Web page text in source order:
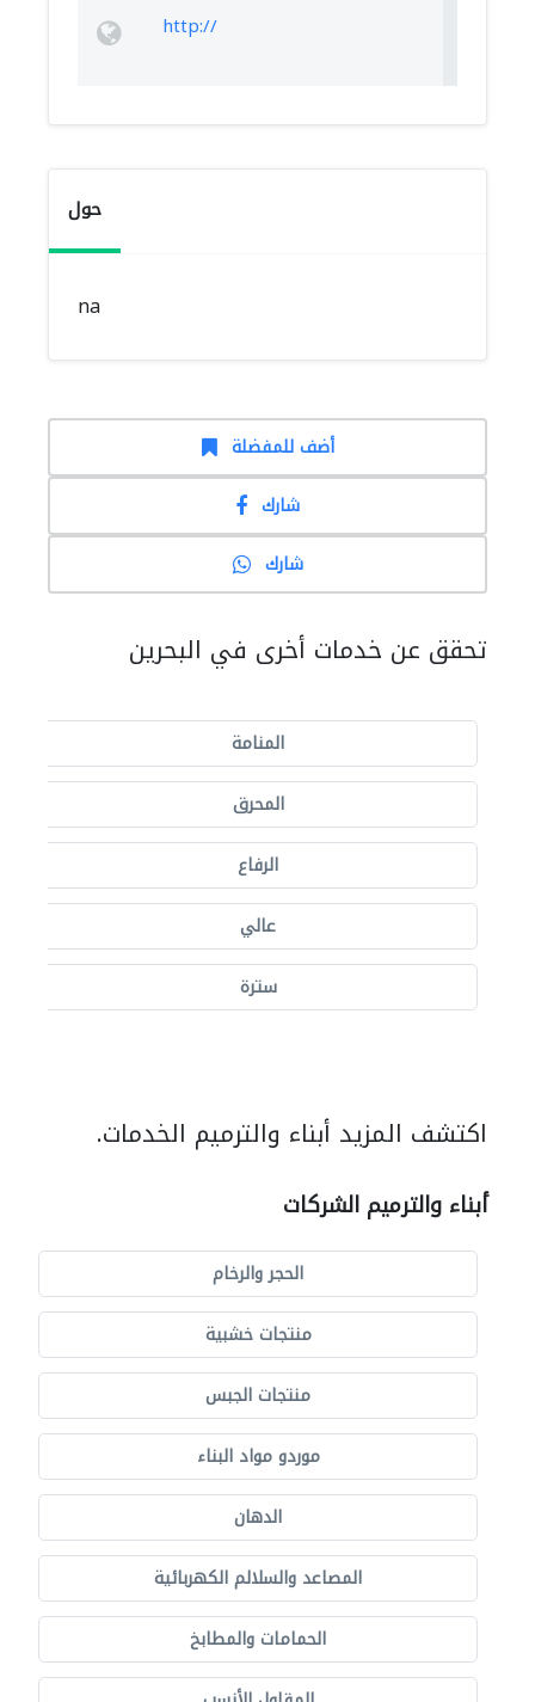
http://
حول
na
أضف للمفضلة
شارك
شارك
تحقق عن خدمات أخرى في البحرين
المنامة
المحرق
الرفاع
عالي
سترة
اكتشف المزيد أبناء والترميم الخدمات.
أبناء والترميم الشركات
الحجر والرخام
منتجات خشبية
منتجات الجبس
موردو مواد البناء
الدهان
المصاعد والسلالم الكهربائية
الحمامات والمطابخ